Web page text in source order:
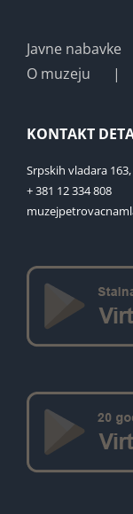
Javne nabavke
O muzeju
KONTAKT
Srpskih vladara
+ 381 12 334 808